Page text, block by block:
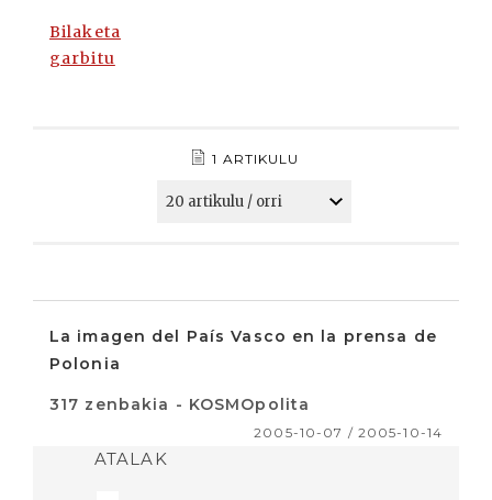
Bilaketa
garbitu
1 ARTIKULU
La imagen del País Vasco en la prensa de
Polonia
317 zenbakia - KOSMOpolita
2005-10-07 / 2005-10-14
ATALAK